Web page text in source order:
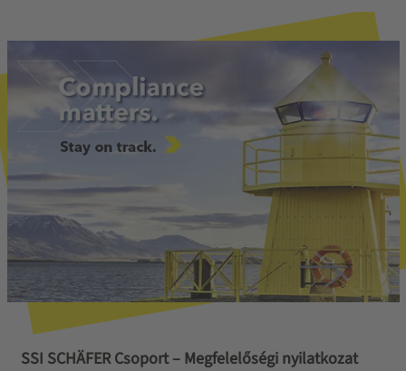
SSI SCHÄFER Csoport – Megfelelőségi nyilatkozat